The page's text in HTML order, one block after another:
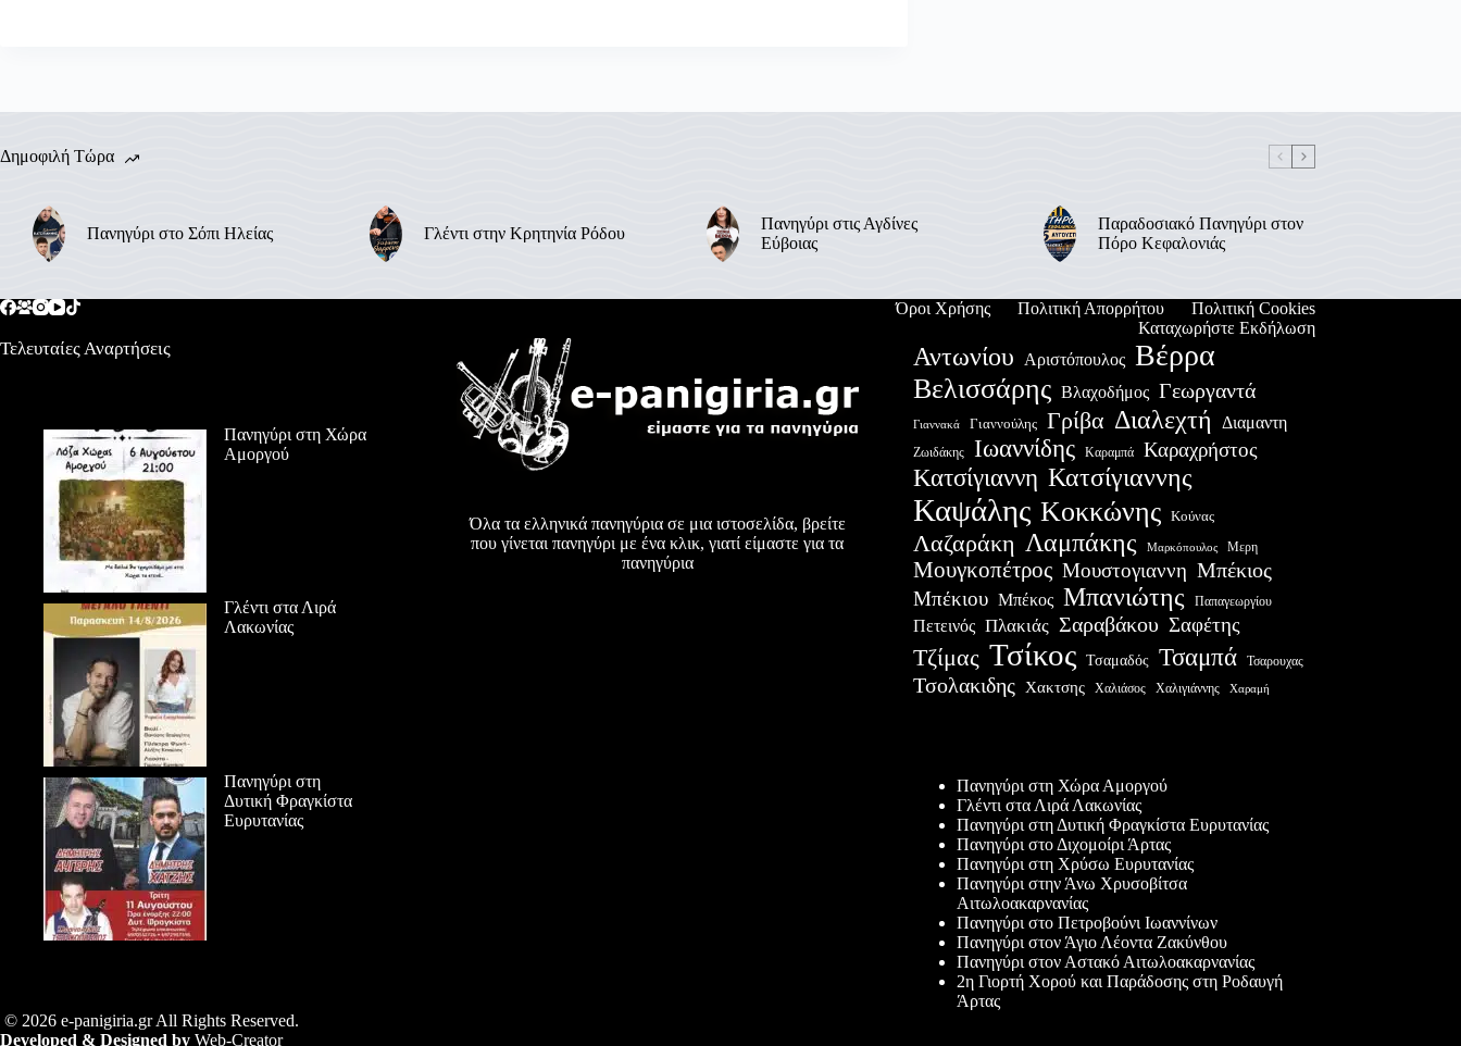
Δημοφιλή Τώρα
Πανηγύρι στο Σόπι Ηλείας Γλέντι στην Κρητηνία Ρόδου
Πανηγύρι στις Αγδίνες
Εύβοιας
Παραδοσιακό Πανηγύρι στον
Πόρο Κεφαλονιάς
Όροι Χρήσης Πολιτική Απορρήτου
Πολιτική Cookies
Καταχωρήστε Εκδήλωση
Τελευταίες Αναρτήσεις
Πανηγύρι στη Χώρα
Αμοργού
Γλέντι στα Λιρά
Λακωνίας
Πανηγύρι στη
Δυτική Φραγκίστα
Ευρυτανίας
Όλα τα ελληνικά πανηγύρια σε μια ιστοσελίδα, βρείτε
που γίνεται πανηγύρι με ένα κλικ, γιατί είμαστε για τα
πανηγύρια
Αντωνίου Αριστόπουλος Βέρρα
Βελισσάρης Βλαχοδήμος Γεωργαντά
Γιαννακά Γιαννούλης Γρίβα Διαλεχτή Διαμαντη
Ζωιδάκης Ιωαννίδης Καραμπά Καραχρήστος
Κατσίγιαννη Κατσίγιαννης
Καψάλης Κοκκώνης Κούνας
Λαζαράκη Λαμπάκης Μαρκόπουλος Μερη
Μουγκοπέτρος Μουστογιαννη Μπέκιος
Μπέκιου Μπέκος Μπανιώτης Παπαγεωργίου
Πετεινός Πλακιάς Σαραβάκου Σαφέτης
Τζίμας Τσίκος Τσαμαδός Τσαμπά Τσαρουχας
Τσολακιδης Χακτσης Χαλιάσος Χαλιγιάννης Χαραμή
Πανηγύρι στη Χώρα Αμοργού
Γλέντι στα Λιρά Λακωνίας
Πανηγύρι στη Δυτική Φραγκίστα Ευρυτανίας
Πανηγύρι στο Διχομοίρι Άρτας
Πανηγύρι στη Χρύσω Ευρυτανίας
Πανηγύρι στην Άνω Χρυσοβίτσα
Αιτωλοακαρνανίας
Πανηγύρι στο Πετροβούνι Ιωαννίνων
Πανηγύρι στον Άγιο Λέοντα Ζακύνθου
Πανηγύρι στον Αστακό Αιτωλοακαρνανίας
2η Γιορτή Χορού και Παράδοσης στη Ροδαυγή
Άρτας
© 2026 e-panigiria.gr All Rights Reserved.
Developed & Designed by Web-Creator